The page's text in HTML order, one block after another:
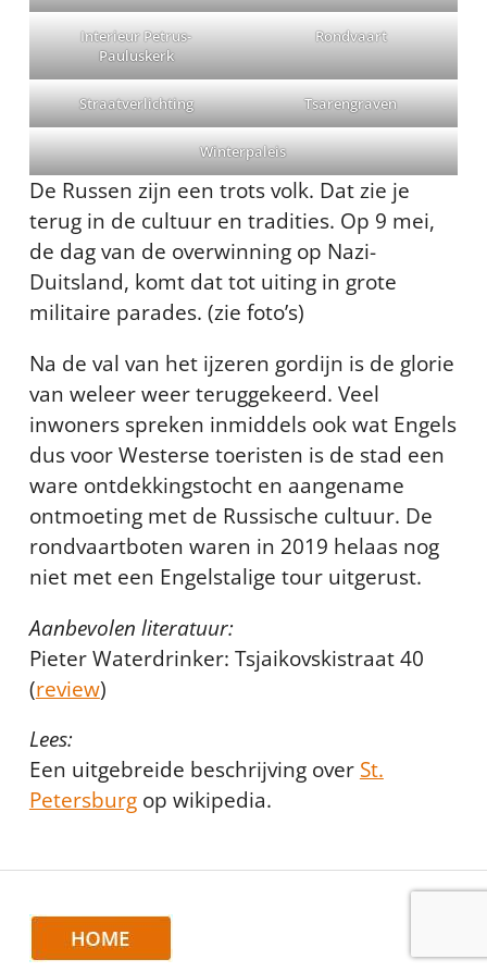
Interieur Petrus-
Pauluskerk
Rondvaart
Straatverlichting Tsarengraven
Winterpaleis
De Russen zijn een trots volk. Dat zie je
terug in de cultuur en tradities. Op 9 mei,
de dag van de overwinning op Nazi-
Duitsland, komt dat tot uiting in grote
militaire parades. (zie foto’s)
Na de val van het ijzeren gordijn is de glorie
van weleer weer teruggekeerd. Veel
inwoners spreken inmiddels ook wat Engels
dus voor Westerse toeristen is de stad een
ware ontdekkingstocht en aangename
ontmoeting met de Russische cultuur. De
rondvaartboten waren in 2019 helaas nog
niet met een Engelstalige tour uitgerust.
Aanbevolen literatuur:
Pieter Waterdrinker: Tsjaikovskistraat 40
(review)
Lees:
Een uitgebreide beschrijving over St.
Petersburgop wikipedia.